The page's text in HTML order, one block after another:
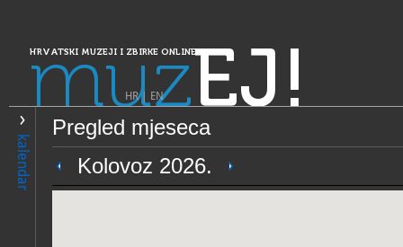
HRVATSKI MUZEJI I ZBIRKE ONLINE
muzEJ!
HR| EN
kalendar
Pregled mjeseca
Kolovoz 2026.
PRETRAŽIVANJE
Dalmacija
Muzej triljskog kraja